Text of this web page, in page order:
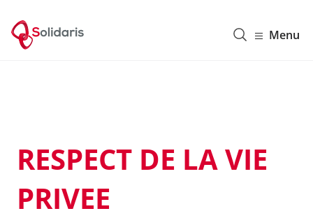
Menu
RESPECT DE LA VIE
PRIVEE